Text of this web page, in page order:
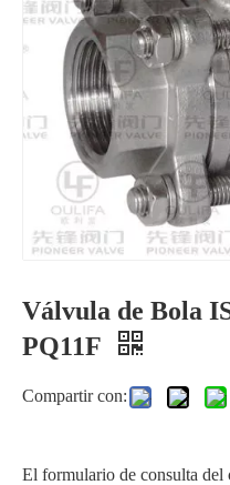
Válvula de bola de alto
Válvula de Bola
PQ11F
Compartir con:
El formulario de consulta del